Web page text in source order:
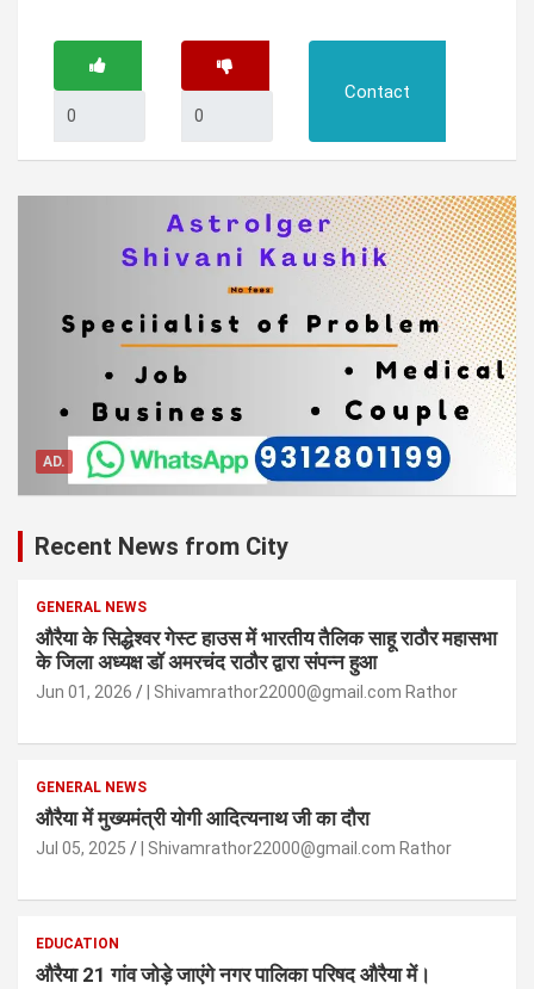
Contact
AD.
Recent News from City
GENERAL NEWS
औरैया के सिद्धेश्वर गेस्ट हाउस में भारतीय तैलिक साहू राठौर महासभा
के जिला अध्यक्ष डॉ अमरचंद राठौर द्वारा संपन्न हुआ
Jun 01, 2026 | Shivamrathor22000@gmail.com Rathor
GENERAL NEWS
औरैया में मुख्यमंत्री योगी आदित्यनाथ जी का दौरा
Jul 05, 2025 | Shivamrathor22000@gmail.com Rathor
EDUCATION
औरैया 21 गांव जोड़े जाएंगे नगर पालिका परिषद औरैया में।